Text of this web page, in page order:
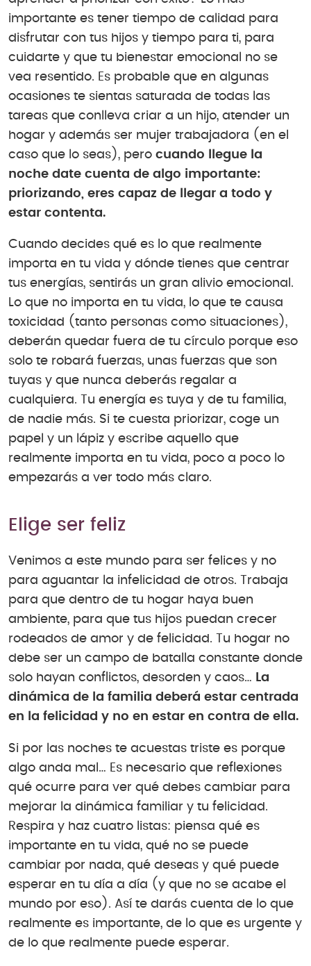
importante es tener tiempo de calidad para
disfrutar con tus hijos y tiempo para ti, para
cuidarte y que tu bienestar emocional no se
vea resentido. Es probable que en algunas
ocasiones te sientas saturada de todas las
tareas que conlleva criar a un hijo, atender un
hogar y además ser mujer trabajadora (en el
caso que lo seas), pero cuando llegue la
noche date cuenta de algo importante:
priorizando, eres capaz de llegar a todo y
estar contenta.
Cuando decides qué es lo que realmente
importa en tu vida y dónde tienes que centrar
tus energías, sentirás un gran alivio emocional.
Lo que no importa en tu vida, lo que te causa
toxicidad (tanto personas como situaciones),
deberán quedar fuera de tu círculo porque eso
solo te robará fuerzas, unas fuerzas que son
tuyas y que nunca deberás regalar a
cualquiera. Tu energía es tuya y de tu familia,
de nadie más. Si te cuesta priorizar, coge un
papel y un lápiz y escribe aquello que
realmente importa en tu vida, poco a poco lo
empezarás a ver todo más claro.
Elige ser feliz
Venimos a este mundo para ser felices y no
para aguantar la infelicidad de otros. Trabaja
para que dentro de tu hogar haya buen
ambiente, para que tus hijos puedan crecer
rodeados de amor y de felicidad. Tu hogar no
debe ser un campo de batalla constante donde
solo hayan conflictos, desorden y caos… La
dinámica de la familia deberá estar centrada
en la felicidad y no en estar en contra de ella.
Si por las noches te acuestas triste es porque
algo anda mal… Es necesario que reflexiones
qué ocurre para ver qué debes cambiar para
mejorar la dinámica familiar y tu felicidad.
Respira y haz cuatro listas: piensa qué es
importante en tu vida, qué no se puede
cambiar por nada, qué deseas y qué puede
esperar en tu día a día (y que no se acabe el
mundo por eso). Así te darás cuenta de lo que
realmente es importante, de lo que es urgente y
de lo que realmente puede esperar.